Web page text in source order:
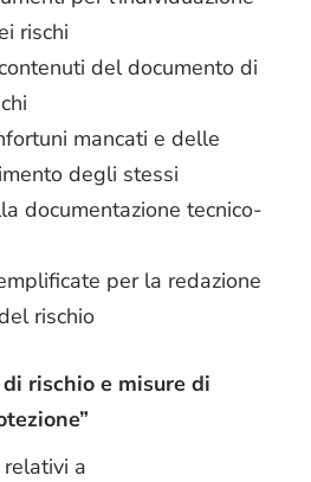
rischi
del documento di
mancati e delle
degli stessi
documentazione tecnico-
per la redazione
rischio
rischio e misure di
a